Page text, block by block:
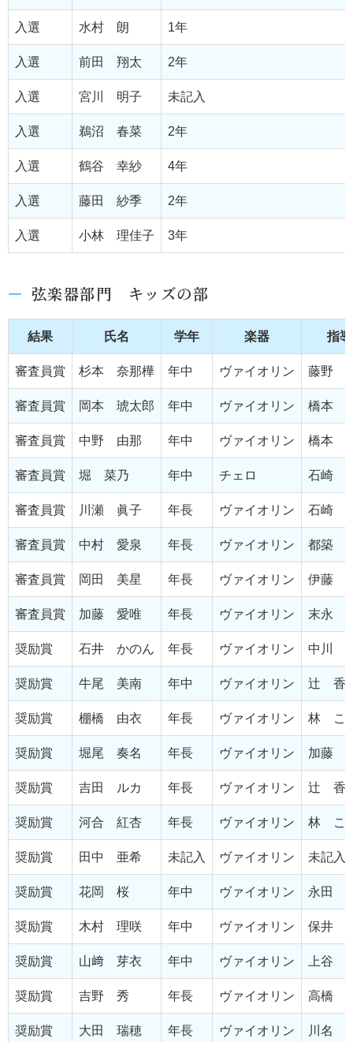
入選 水村 朗 1年
入選 前田 翔太 2年
入選 宮川 明子 未記入
入選 鵜沼 春菜 2年
入選 鶴谷 幸紗 4年
入選 藤田 紗季 2年
入選 小林 理佳子 3年
弦楽器部門 キッズの部
結果 氏名 学年 楽器 指
審査員賞 杉本 奈那樺 年中 ヴァイオリン 藤野
審査員賞 岡本 琥太郎 年中 ヴァイオリン 橋本
審査員賞 中野 由那 年中 ヴァイオリン 橋本
審査員賞 堀 菜乃 年中 チェロ 石崎
審査員賞 川瀬 眞子 年長 ヴァイオリン 石崎
審査員賞 中村 愛泉 年長 ヴァイオリン 都築
審査員賞 岡田 美星 年長 ヴァイオリン 伊藤
審査員賞 加藤 愛唯 年長 ヴァイオリン 末永
奨励賞 石井 かのん 年長 ヴァイオリン 中川
奨励賞 牛尾 美南 年中 ヴァイオリン 辻 香
奨励賞 棚橋 由衣 年長 ヴァイオリン 林 こ
奨励賞 堀尾 奏名 年長 ヴァイオリン 加藤
奨励賞 吉田 ルカ 年長 ヴァイオリン 辻 香
奨励賞 河合 紅杏 年長 ヴァイオリン 林 こ
奨励賞 田中 亜希 未記入 ヴァイオリン 未記入
奨励賞 花岡 桜 年中 ヴァイオリン 永田
奨励賞 木村 理咲 年中 ヴァイオリン 保井
奨励賞 山﨑 芽衣 年中 ヴァイオリン 上谷
奨励賞 吉野 秀 年長 ヴァイオリン 高橋
奨励賞 大田 瑞穂 年長 ヴァイオリン 川名